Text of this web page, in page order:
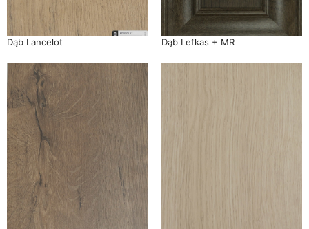
Dąb Lancelot Dąb Lefkas + MR